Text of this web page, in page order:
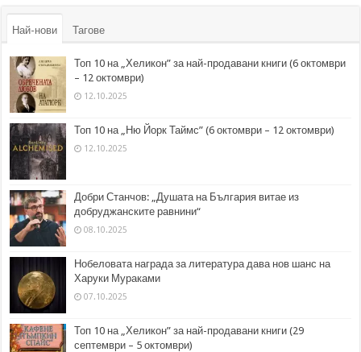
Най-нови Тагове
Топ 10 на „Хеликон” за най-продавани книги (6 октомври
– 12 октомври)
12.10.2025
Топ 10 на „Ню Йорк Таймс” (6 октомври – 12 октомври)
12.10.2025
Добри Станчов: „Душата на България витае из
добруджанските равнини“
08.10.2025
Нобеловата награда за литература дава нов шанс на
Харуки Мураками
07.10.2025
Топ 10 на „Хеликон” за най-продавани книги (29
септември – 5 октомври)